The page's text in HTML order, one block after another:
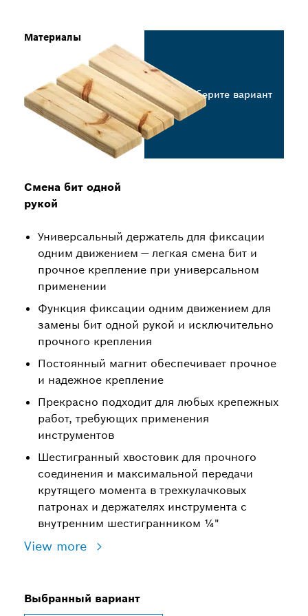
Смена бит одной
рукой
Универсальный держатель для фиксации
одним движением — легкая смена бит и
прочное крепление при универсальном
применении
Функция фиксации одним движением для
замены бит одной рукой и исключительно
прочного крепления
Постоянный магнит обеспечивает прочное
и надежное крепление
Прекрасно подходит для любых крепежных
работ, требующих применения
инструментов
Шестигранный хвостовик для прочного
соединения и максимальной передачи
крутящего момента в трехкулачковых
патронах и держателях инструмента с
внутренним шестигранником ¼"
View more
Материалы
Выберите вариант
Выбранный вариант